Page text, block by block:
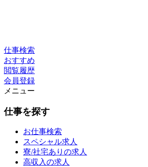
仕事検索
おすすめ
閲覧履歴
会員登録
メニュー
仕事を探す
お仕事検索
スペシャル求人
寮/社宅ありの求人
高収入の求人